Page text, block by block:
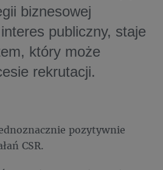
biznesowej
publiczny, staje
który może
rekrutacji.
pozytywnie
CSR.